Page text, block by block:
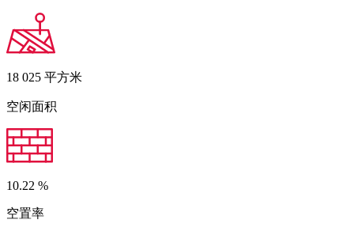
18 025 平方米
空闲面积
10.22 %
空置率